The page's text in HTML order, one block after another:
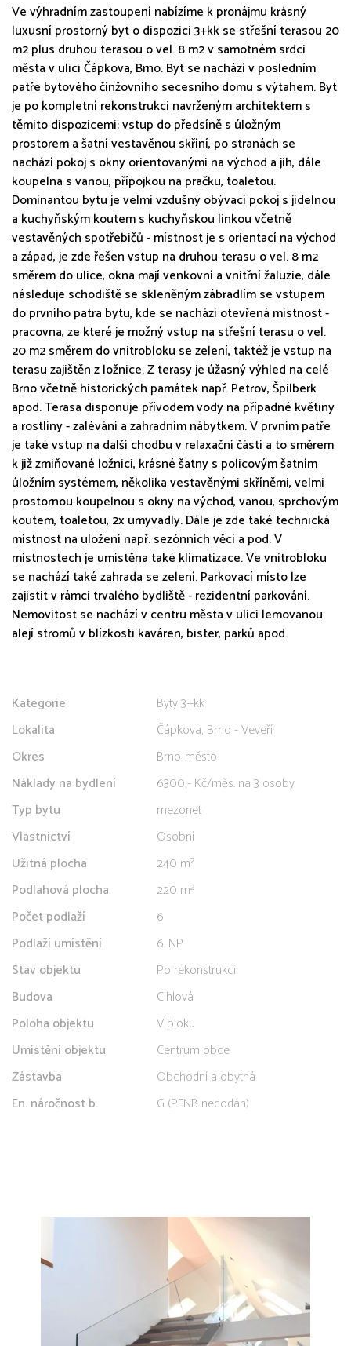
Ve výhradním zastoupení nabízíme k pronájmu krásný
luxusní prostorný byt o dispozici 3+kk se střešní terasou 20
m2 plus druhou terasou o vel. 8 m2 v samotném srdci
města v ulici Čápkova, Brno. Byt se nachází v posledním
patře bytového činžovního secesního domu s výtahem. Byt
je po kompletní rekonstrukci navrženým architektem s
těmito dispozicemi: vstup do předsíně s úložným
prostorem a šatní vestavěnou skříní, po stranách se
nachází pokoj s okny orientovanými na východ a jih, dále
koupelna s vanou, přípojkou na pračku, toaletou.
Dominantou bytu je velmi vzdušný obývací pokoj s jídelnou
a kuchyňským koutem s kuchyňskou linkou včetně
vestavěných spotřebičů - místnost je s orientací na východ
a západ, je zde řešen vstup na druhou terasu o vel. 8 m2
směrem do ulice, okna mají venkovní a vnitřní žaluzie, dále
následuje schodiště se skleněným zábradlím se vstupem
do prvního patra bytu, kde se nachází otevřená místnost -
pracovna, ze které je možný vstup na střešní terasu o vel.
20 m2 směrem do vnitrobloku se zelení, taktéž je vstup na
terasu zajištěn z ložnice. Z terasy je úžasný výhled na celé
Brno včetně historických památek např. Petrov, Špilberk
apod. Terasa disponuje přívodem vody na případné květiny
a rostliny - zalévání a zahradním nábytkem. V prvním patře
je také vstup na další chodbu v relaxační části a to směrem
k již zmiňované ložnici, krásné šatny s policovým šatním
úložním systémem, několika vestavěnými skříněmi, velmi
prostornou koupelnou s okny na východ, vanou, sprchovým
koutem, toaletou, 2x umyvadly. Dále je zde také technická
místnost na uložení např. sezónních věci a pod. V
místnostech je umístěna také klimatizace. Ve vnitrobloku
se nachází také zahrada se zelení. Parkovací místo lze
zajistit v rámci trvalého bydliště - rezidentní parkování.
Nemovitost se nachází v centru města v ulici lemovanou
alejí stromů v blízkosti kaváren, bister, parků apod.
Kategorie
Byty 3+kk
Lokalita
Čápkova, Brno - Veveří
Okres
Brno-město
Náklady na bydlení
6300,- Kč/měs. na 3 osoby
Typ bytu
mezonet
Vlastnictví
Osobní
Užitná plocha
240 m²
Podlahová plocha
220 m²
Počet podlaží
6
Podlaží umístění
6. NP
Stav objektu
Po rekonstrukci
Budova
Cihlová
Poloha objektu
V bloku
Umístění objektu
Centrum obce
Zástavba
Obchodní a obytná
En. náročnost b.
G (PENB nedodán)